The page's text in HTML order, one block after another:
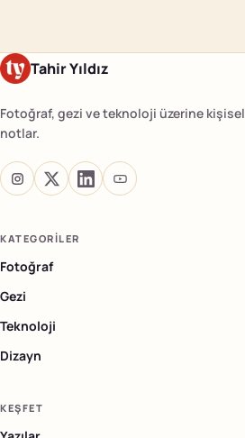
Tahir Yıldız
Fotoğraf, gezi ve teknoloji üzerine kişisel
notlar.
KATEGORILER
Fotoğraf
Gezi
Teknoloji
Dizayn
KEŞFET